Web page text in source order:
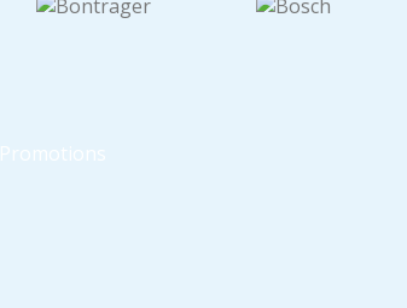
Promotions